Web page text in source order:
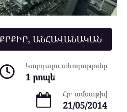
ԱՆՀԱՎԱՆԱԿԱՆ
Կարդալու տևողությունը
1 րոպե
Հր․ ամսաթիվ
21/05/2014